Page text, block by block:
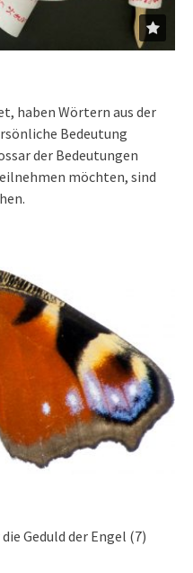
haben Wörtern aus der
Bedeutung
der Bedeutungen
möchten, sind
Geduld der Engel (7)